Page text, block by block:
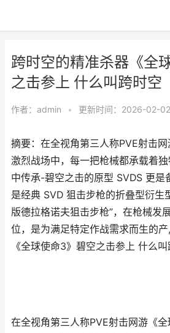
跨时空的精准杀器《全
之击参上 什么叫跨时空
作者： admin • 更新时间：2026-02-02
摘要：​在全视角第三人称PVE射击
激烈战场中，每一把枪械都承载着
中传承-碧空之击的原型 SVDS 更是
是经典 SVD 狙击步枪的折叠型衍生
版德拉格诺夫狙击步枪”，在枪械发
位，是为满足特定作战需求而生的
《全球使命3》碧空之击参上 什么
在全视角第三人称PVE射击网游《